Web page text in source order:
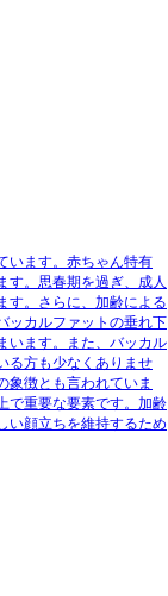
います。赤ちゃん特有
す。思春期を過ぎ、成人
す。さらに、加齢による
ッカルファットの垂れ下
います。また、バッカル
る方も少なくありませ
象徴とも言われていま
で重要な要素です。加齢
い顔立ちを維持するため